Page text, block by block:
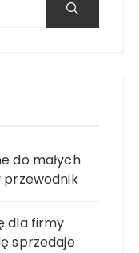
do małych
dla firmy
sprzedaje